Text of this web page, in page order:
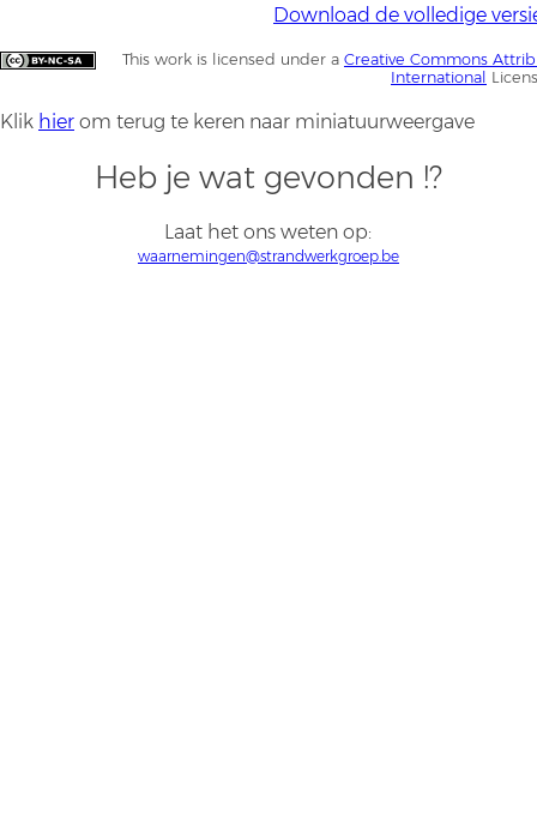
Download de volledige
This work is licensed under a Creative Commons
International
Klik hier om terug te keren naar miniatuurweergave
Heb je wat gevonden !?
Laat het ons weten op:
waarnemingen@strandwerkgroep.be